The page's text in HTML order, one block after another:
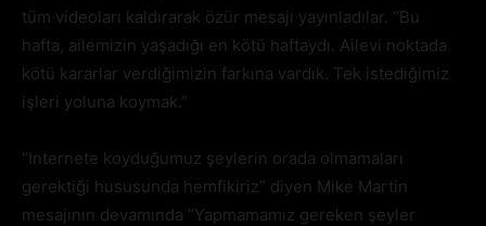
tüm videoları kaldırarak özür mesajı yayınladılar. “Bu
hafta, ailemizin yaşadığı en kötü haftaydı. Ailevi noktada
kötü kararlar verdiğimizin farkına vardık. Tek istediğimiz
işleri yoluna koymak.”
“Internete koyduğumuz şeylerin orada olmamaları
gerektiği hususunda hemfikiriz” diyen Mike Martin
mesajının devamında “Yapmamamız gereken şeyler